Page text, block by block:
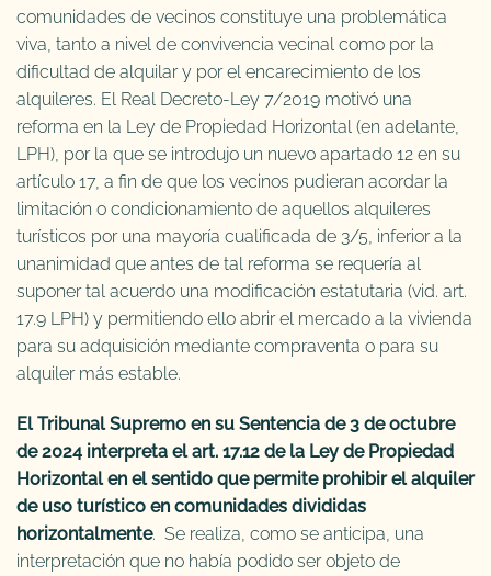
comunidades de vecinos constituye una problemática
viva, tanto a nivel de convivencia vecinal como por la
dificultad de alquilar y por el encarecimiento de los
alquileres. El Real Decreto-Ley 7/2019 motivó una
reforma en la Ley de Propiedad Horizontal (en adelante,
LPH), por la que se introdujo un nuevo apartado 12 en su
artículo 17, a fin de que los vecinos pudieran acordar la
limitación o condicionamiento de aquellos alquileres
turísticos por una mayoría cualificada de 3/5, inferior a la
unanimidad que antes de tal reforma se requería al
suponer tal acuerdo una modificación estatutaria (vid. art.
17.9 LPH) y permitiendo ello abrir el mercado a la vivienda
para su adquisición mediante compraventa o para su
alquiler más estable.
El Tribunal Supremo en su Sentencia de 3 de octubre
de 2024 interpreta el art. 17.12 de la Ley de Propiedad
Horizontal en el sentido que permite prohibir el alquiler
de uso turístico en comunidades divididas
horizontalmente. Se realiza, como se anticipa, una
interpretación que no había podido ser objeto de